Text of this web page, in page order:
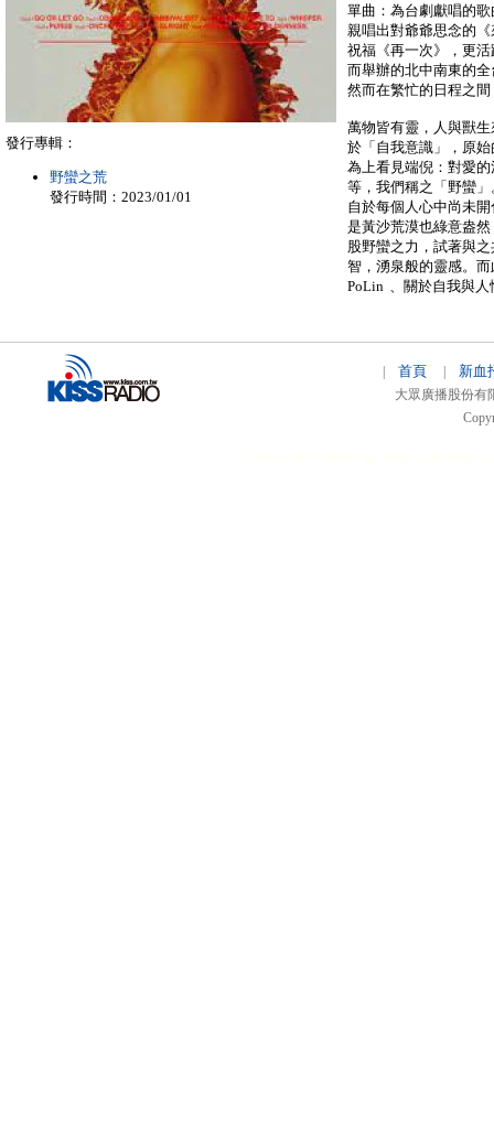
單曲：為台劇獻唱的
親唱出對爺爺思念的
祝福《再一次》，更
而舉辦的北中南東的
然而在繁忙的日程之
萬物皆有靈，人與獸
於「自我意識」，原
為上看見端倪：對愛
等，我們稱之「野蠻
自於每個人心中尚未
是黃沙荒漠也綠意盎
股野蠻之力，試著與
智，湧泉般的靈感。
PoLin 、關於自我與
發行專輯：
野蠻之荒
發行時間：2023/01/01
首頁 新血
大眾廣播股份有